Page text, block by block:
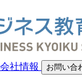
会社情報 お問い合